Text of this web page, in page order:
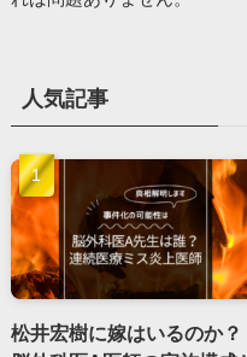
人気記事
松井宏樹に嫁はいるのか？